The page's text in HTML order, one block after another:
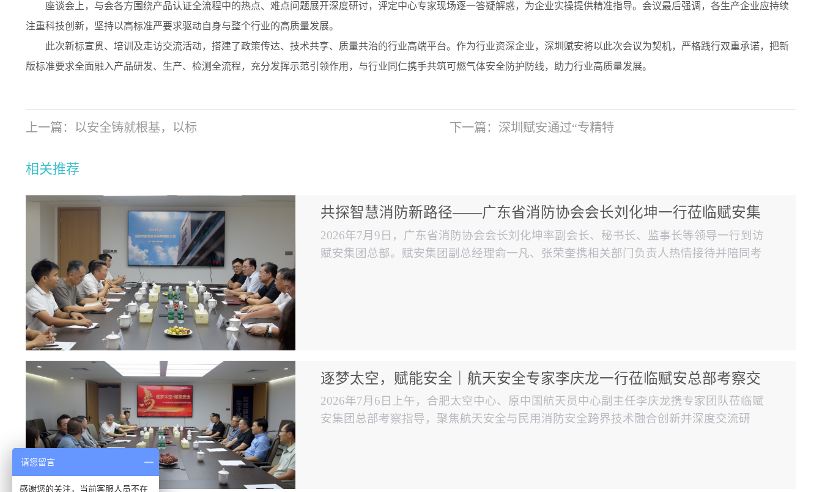
座谈会上，与会各方围绕产品认证全流程中的热点、难点问题展开深度研讨，评定中心专家现场逐一答疑解惑，为企业实操提供精准指导。会议最后强调， 各生产企业应持续
注重科技创新，坚持以高标准严要求驱动自身与整个行业的高质量发展。
此次新标宣贯、培训及走访交流活动，搭建了政策传达、技术共享、质量共治的行业高端平台。作为行业资深企业，深圳赋安将以此次会议为契机，严格践行双重承诺，把新
版标准要求全面融入产品研发、生产、检测全流程，充分发挥示范引领作用，与行业同仁携手共筑可燃气体安全防护防线，助力行业高质量发展。
上一篇： 以安全铸就根基，以标 下一篇： 深圳赋安通过“专精特
相关推荐
共探智慧消防新路径——广东省消防协会会长刘化坤一行莅临赋安集
团考察交流
2026年7月9日，广东省消防协会会长刘化坤率副会长、秘书长、监事长等领导一行到访
赋安集团总部。赋安集团副总经理俞一凡、张荣奎携相关部门负责人热情接待并陪同考
逐梦太空，赋能安全｜航天安全专家李庆龙一行莅临赋安总部考察交
流
2026年7月6日上午，合肥太空中心、原中国航天员中心副主任李庆龙携专家团队莅临赋
安集团总部考察指导，聚焦航天安全与民用消防安全跨界技术融合创新并深度交流研
请您留言
感谢您的关注，当前客服人员不在